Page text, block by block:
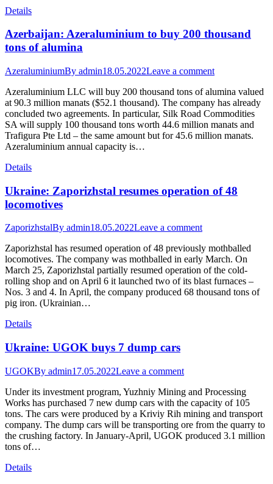
Details
Azerbaijan: Azeraluminium to buy 200 thousand
tons of alumina
AzeraluminiumBy admin18.05.2022Leave a comment
Azeraluminium LLC will buy 200 thousand tons of alumina valued
at 90.3 million manats ($52.1 thousand). The company has already
concluded two agreements. In particular, Silk Road Commodities
SA will supply 100 thousand tons worth 44.6 million manats and
Trafigura Pte Ltd – the same amount but for 45.6 million manats.
Azeraluminium annual capacity is…
Details
Ukraine: Zaporizhstal resumes operation of 48
locomotives
ZaporizhstalBy admin18.05.2022Leave a comment
Zaporizhstal has resumed operation of 48 previously mothballed
locomotives. The company was mothballed in early March. On
March 25, Zaporizhstal partially resumed operation of the cold-
rolling shop and on April 6 it launched two of its blast furnaces –
Nos. 3 and 4. In April, the company produced 68 thousand tons of
pig iron. (Ukrainian…
Details
Ukraine: UGOK buys 7 dump cars
UGOKBy admin17.05.2022Leave a comment
Under its investment program, Yuzhniy Mining and Processing
Works has purchased 7 new dump cars with the capacity of 105
tons. The cars were produced by a Kriviy Rih mining and transport
company. The dump cars will be transporting ore from the quarry to
the crushing factory. In January-April, UGOK produced 3.1 million
tons of…
Details